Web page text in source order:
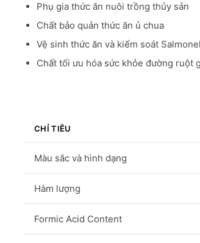
Phụ gia thức ăn nuôi trồng thủy sản
Chất bảo quản thức ăn ủ chua
Vệ sinh thức ăn và kiểm soát
Chất tối ưu hóa sức khỏe đường ruột
CHỈ TIÊU
Màu sắc và hình dạng
Hàm lượng
Formic Acid Content